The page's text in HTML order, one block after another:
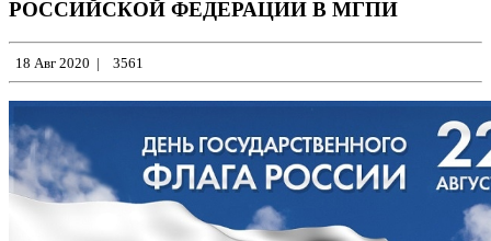
РОССИЙСКОЙ ФЕДЕРАЦИИ В МГПИ
18 Авг 2020 | 3561